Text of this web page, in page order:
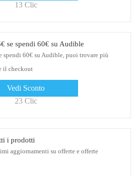
13 Clic
se spendi 60€ su Audible
spendi 60€ su Audible, puoi trovare più
il checkout
Vedi Sconto
23 Clic
i prodotti
aggiornamenti su offerte e offerte